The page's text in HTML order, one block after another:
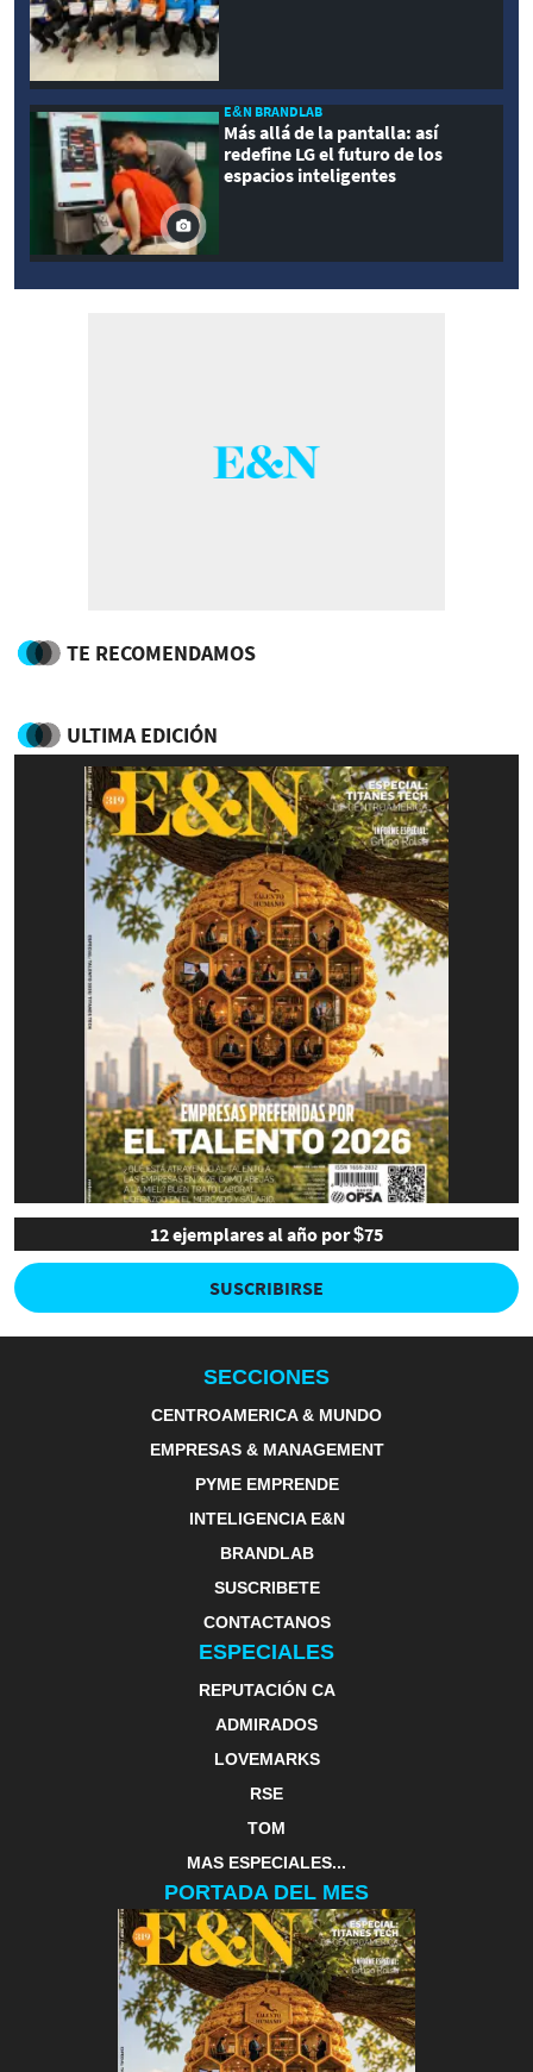
E&N BRANDLAB
Más allá de la pantalla: así
redefine LG el futuro de los
espacios inteligentes
TE RECOMENDAMOS
ULTIMA EDICIÓN
12 ejemplares al año por $75
SUSCRIBIRSE
SECCIONES
CENTROAMERICA & MUNDO
EMPRESAS & MANAGEMENT
PYME EMPRENDE
INTELIGENCIA E&N
BRANDLAB
SUSCRIBETE
CONTACTANOS
ESPECIALES
REPUTACIÓN CA
ADMIRADOS
LOVEMARKS
RSE
TOM
MAS ESPECIALES...
PORTADA DEL MES